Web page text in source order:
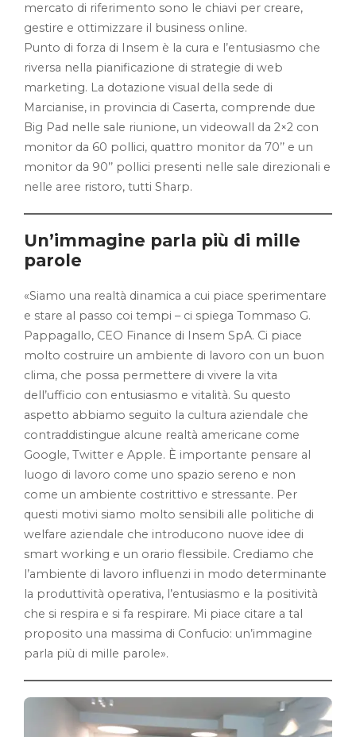
mercato di riferimento sono le chiavi per creare,
gestire e ottimizzare il business online.
Punto di forza di Insem è la cura e l’entusiasmo che
riversa nella pianificazione di strategie di web
marketing. La dotazione visual della sede di
Marcianise, in provincia di Caserta, comprende due
Big Pad nelle sale riunione, un videowall da 2×2 con
monitor da 60 pollici, quattro monitor da 70’’ e un
monitor da 90’’ pollici presenti nelle sale direzionali e
nelle aree ristoro, tutti Sharp.
Un’immagine parla più di mille
parole
«Siamo una realtà dinamica a cui piace sperimentare
e stare al passo coi tempi – ci spiega Tommaso G.
Pappagallo, CEO Finance di Insem SpA. Ci piace
molto costruire un ambiente di lavoro con un buon
clima, che possa permettere di vivere la vita
dell’ufficio con entusiasmo e vitalità. Su questo
aspetto abbiamo seguito la cultura aziendale che
contraddistingue alcune realtà americane come
Google, Twitter e Apple. È importante pensare al
luogo di lavoro come uno spazio sereno e non
come un ambiente costrittivo e stressante. Per
questi motivi siamo molto sensibili alle politiche di
welfare aziendale che introducono nuove idee di
smart working e un orario flessibile. Crediamo che
l’ambiente di lavoro influenzi in modo determinante
la produttività operativa, l’entusiasmo e la positività
che si respira e si fa respirare. Mi piace citare a tal
proposito una massima di Confucio: un’immagine
parla più di mille parole».